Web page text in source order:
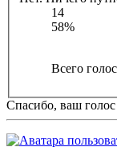
14
58%
Всего
Спасибо, ваш голос